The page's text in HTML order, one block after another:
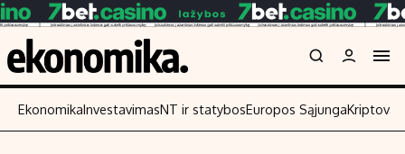
EkonomikaInvestavimasNT ir statybosEuropos Sąjunga